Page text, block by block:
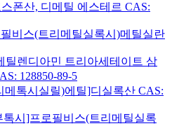
폰산, 디메틸 에스테르 CAS:
비스(트리메틸실록시)메틸실란
틸렌디아민 트리아세테이트 삼
128850-89-5
메톡시실릴)에틸]디실록산 CAS:
시]프로필비스(트리메틸실록